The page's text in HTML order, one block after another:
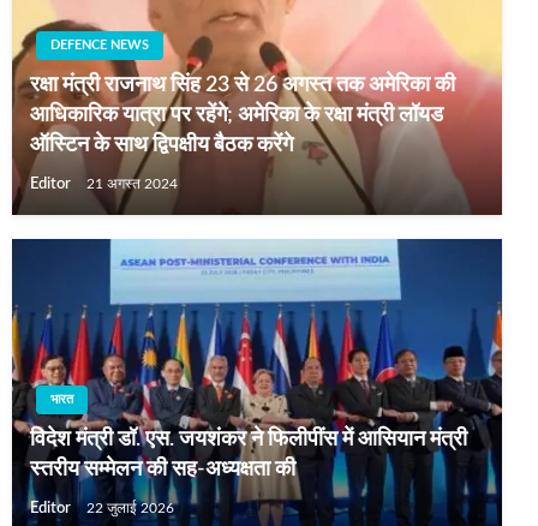
DEFENCE NEWS
रक्षा मंत्री राजनाथ सिंह 23 से 26 अगस्त तक अमेरिका की
आधिकारिक यात्रा पर रहेंगे; अमेरिका के रक्षा मंत्री लॉयड
ऑस्टिन के साथ द्विपक्षीय बैठक करेंगे
Editor 21 अगस्त 2024
भारत
विदेश मंत्री डॉ. एस. जयशंकर ने फिलीपींस में आसियान मंत्री
स्‍तरीय सम्‍मेलन की सह-अध्यक्षता की
Editor 22 जुलाई 2026